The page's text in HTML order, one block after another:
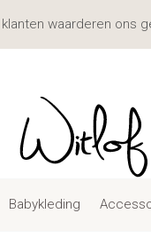
Babykleding
klanten waarderen ons